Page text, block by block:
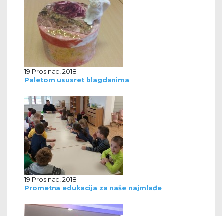
19 Prosinac, 2018
Paletom ususret blagdanima
19 Prosinac, 2018
Prometna edukacija za naše najmlađe